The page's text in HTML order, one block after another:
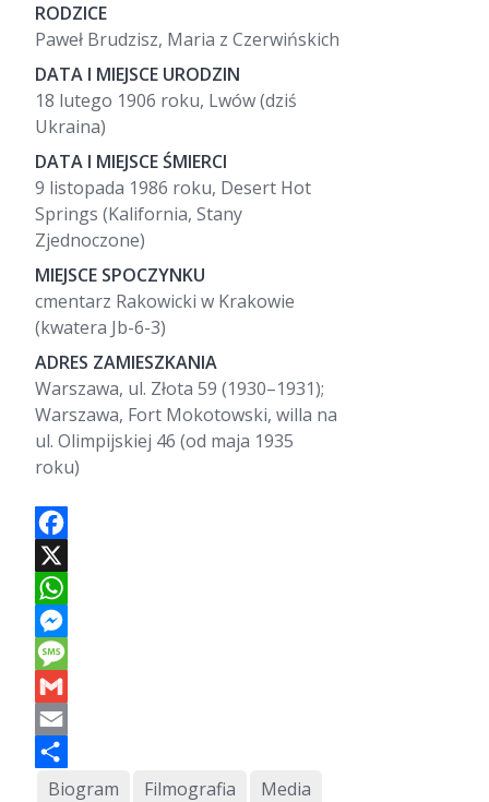
RODZICE
Paweł Brudzisz, Maria z Czerwińskich
DATA I MIEJSCE URODZIN
18 lutego 1906 roku, Lwów (dziś
Ukraina)
DATA I MIEJSCE ŚMIERCI
9 listopada 1986 roku, Desert Hot
Springs (Kalifornia, Stany
Zjednoczone)
MIEJSCE SPOCZYNKU
cmentarz Rakowicki w Krakowie
(kwatera Jb-6-3)
ADRES ZAMIESZKANIA
Warszawa, ul. Złota 59 (1930–1931);
Warszawa, Fort Mokotowski, willa na
ul. Olimpijskiej 46 (od maja 1935
roku)
Fa
c
eb
o
o
k
X
W
h
a
ts
A
p
p
M
e
s
se
n
g
e
r
M
e
s
sa
g
e
Gm
a
iEm
a
iS
Biogram Filmografia Media